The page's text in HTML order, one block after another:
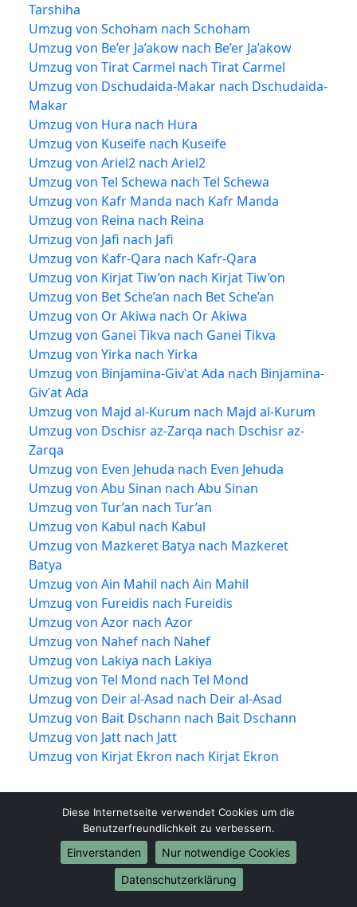
Tarshiha
Umzug von Schoham nach Schoham
Umzug von Be’er Ja’akow nach Be’er Ja’akow
Umzug von Tirat Carmel nach Tirat Carmel
Umzug von Dschudaida-Makar nach Dschudaida-
Makar
Umzug von Hura nach Hura
Umzug von Kuseife nach Kuseife
Umzug von Ariel2 nach Ariel2
Umzug von Tel Schewa nach Tel Schewa
Umzug von Kafr Manda nach Kafr Manda
Umzug von Reina nach Reina
Umzug von Jafi nach Jafi
Umzug von Kafr-Qara nach Kafr-Qara
Umzug von Kirjat Tiw’on nach Kirjat Tiw’on
Umzug von Bet Sche’an nach Bet Sche’an
Umzug von Or Akiwa nach Or Akiwa
Umzug von Ganei Tikva nach Ganei Tikva
Umzug von Yirka nach Yirka
Umzug von Binjamina-Givʿat Ada nach Binjamina-
Givʿat Ada
Umzug von Majd al-Kurum nach Majd al-Kurum
Umzug von Dschisr az-Zarqa nach Dschisr az-
Zarqa
Umzug von Even Jehuda nach Even Jehuda
Umzug von Abu Sinan nach Abu Sinan
Umzug von Tur’an nach Tur’an
Umzug von Kabul nach Kabul
Umzug von Mazkeret Batya nach Mazkeret
Batya
Umzug von Ain Mahil nach Ain Mahil
Umzug von Fureidis nach Fureidis
Umzug von Azor nach Azor
Umzug von Nahef nach Nahef
Umzug von Lakiya nach Lakiya
Umzug von Tel Mond nach Tel Mond
Umzug von Deir al-Asad nach Deir al-Asad
Umzug von Bait Dschann nach Bait Dschann
Umzug von Jatt nach Jatt
Umzug von Kirjat Ekron nach Kirjat Ekron
Diese Internetseite verwendet Cookies um die
Benutzerfreundlichkeit zu verbessern.
Einverstanden
Nur notwendige Cookies
Datenschutzerklärung